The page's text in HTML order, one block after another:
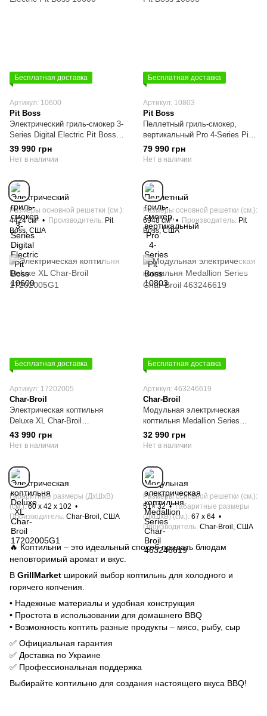
Бесплатная доставка
Артикул: 10600
Pit Boss
Электрический гриль-смокер 3-
Series Digital Electric Pit Boss
10600
39 990 грн
Нет в наличии
Размеры основной решетки (см.)
4424 см²
Производитель Pit
Boss, США
Бесплатная доставка
Артикул: 10803
Pit Boss
Пеллетный гриль-смокер,
вертикальный Pro 4-Series Pit
Boss 10803
79 990 грн
Нет в наличии
Размеры основной решетки (см.)
6948 см²
Производитель Pit
Boss, США
Бесплатная доставка
Артикул: 17202005
Char-Broil
Электрическая коптильня
Deluxe XL Char-Broil
17202005G1
43 990 грн
Нет в наличии
Габаритные размеры (ДхШхВ)
(см.) 60 x 42 x 102
Производитель Char-Broil, США
Бесплатная доставка
Артикул: 463246619
Char-Broil
Модульная электрическая
коптильня Medallion Series
Char-Broil 463246619
32 990 грн
Нет в наличии
Размеры основной решетки (см.)
51× 32
Габаритные размеры
(ДхШхВ) (см.) 67 х 64
Производитель Char-Broil, США
🔥 Коптильни – это идеальный способ придать блюдам
неповторимый аромат и вкус.
В GrillMarket широкий выбор коптильнь для холодного и
горячего копчения.
• Надежные материалы и удобная конструкция
• Простота в использовании для домашнего BBQ
• Возможность коптить разные продукты – мясо, рыбу, сыр
✅ Официальная гарантия
✅ Доставка по Украине
✅ Профессиональная поддержка
Выбирайте коптильню для создания настоящего вкуса BBQ!